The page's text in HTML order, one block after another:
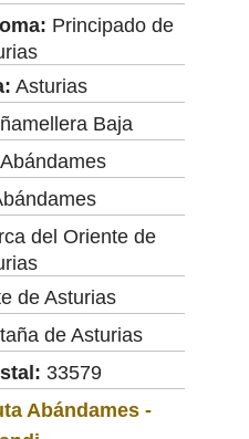
Principado de
Asturias
Baja
Abándames
del Oriente de
de Asturias
de Asturias
33579
Abándames -